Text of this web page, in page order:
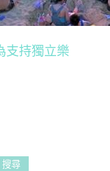
持獨立樂
搜尋